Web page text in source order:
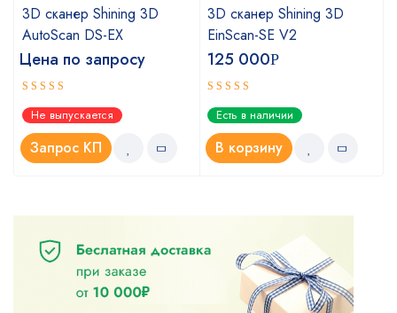
3D сканер Shining 3D
AutoScan DS-EX
Цена по запросу
Оценка
4.67из 5
Не выпускается
Запрос КП
3D сканер Shining 3D
EinScan-SE V2
125 000Р
Оценка
5.00из 5
Есть в наличии
В корзину